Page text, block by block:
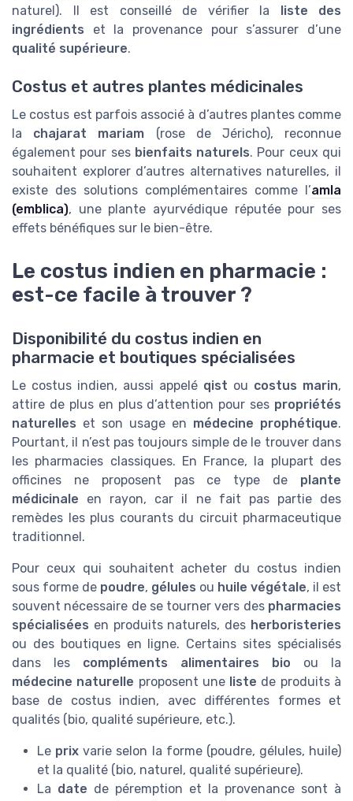
naturel). Il est conseillé de vérifier la liste des
ingrédients et la provenance pour s’assurer d’une
qualité supérieure.
Costus et autres plantes médicinales
Le costus est parfois associé à d’autres plantes comme
la chajarat mariam (rose de Jéricho), reconnue
également pour ses bienfaits naturels. Pour ceux qui
souhaitent explorer d’autres alternatives naturelles, il
existe des solutions complémentaires comme l’amla
(emblica), une plante ayurvédique réputée pour ses
effets bénéfiques sur le bien-être.
Le costus indien en pharmacie :
est-ce facile à trouver ?
Disponibilité du costus indien en
pharmacie et boutiques spécialisées
Le costus indien, aussi appelé qist ou costus marin,
attire de plus en plus d’attention pour ses propriétés
naturelles et son usage en médecine prophétique.
Pourtant, il n’est pas toujours simple de le trouver dans
les pharmacies classiques. En France, la plupart des
officines ne proposent pas ce type de plante
médicinale en rayon, car il ne fait pas partie des
remèdes les plus courants du circuit pharmaceutique
traditionnel.
Pour ceux qui souhaitent acheter du costus indien
sous forme de poudre, gélules ou huile végétale, il est
souvent nécessaire de se tourner vers des pharmacies
spécialisées en produits naturels, des herboristeries
ou des boutiques en ligne. Certains sites spécialisés
dans les compléments alimentaires bio ou la
médecine naturelle proposent une liste de produits à
base de costus indien, avec différentes formes et
qualités (bio, qualité supérieure, etc.).
Le prix varie selon la forme (poudre, gélules, huile)
et la qualité (bio, naturel, qualité supérieure).
La date de péremption et la provenance sont à